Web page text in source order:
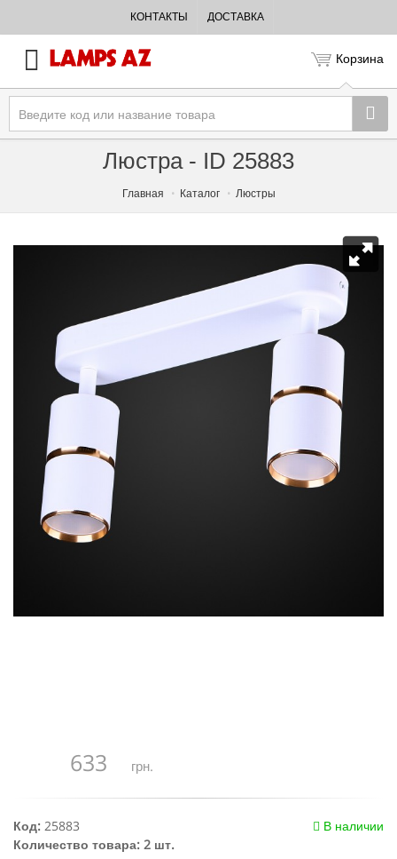
КОНТАКТЫ ДОСТАВКА
Корзина
Люстра - ID 25883
Главная Каталог Люстры
633 грн.
В наличии
Код: 25883
Количество товара: 2 шт.